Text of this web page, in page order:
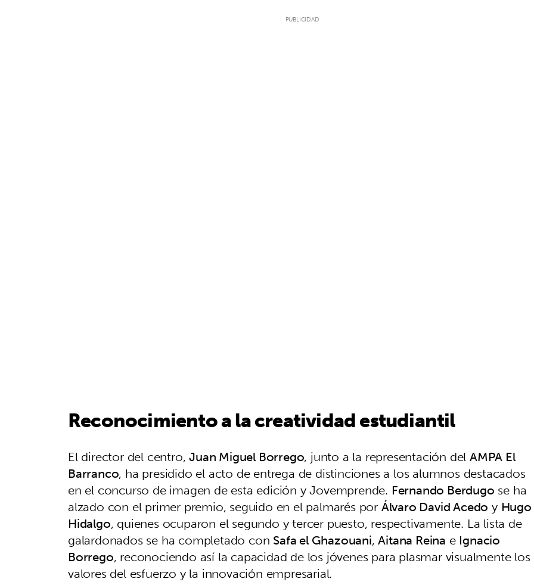
Reconocimiento a la creatividad estudiantil
El director del centro,Juan Miguel Borrego, junto a la representación delAMPA El
Barranco, ha presidido el acto de entrega de distinciones a los alumnos destacados
en el concurso de imagen de esta edición y Jovemprende. Fernando Berdugo se ha
alzado con el primer premio, seguido en el palmarés porÁlvaro David Acedo y Hugo
Hidalgo, quienes ocuparon el segundo y tercer puesto, respectivamente. La lista de
galardonados se ha completado con Safa el Ghazouani,Aitana Reina e Ignacio
Borrego, reconociendo así la capacidad de los jóvenes para plasmar visualmente los
valores del esfuerzo y la innovación empresarial.